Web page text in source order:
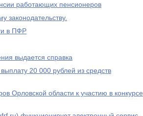
работающих пенсионеров
законодательству.
в ПФР
выдается справка
20 000 рублей из средств
Орловской области к участию в конкурсе